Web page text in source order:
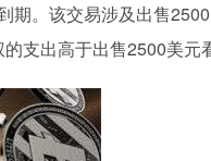
期。该交易涉及出售
支出高于出售2500美元